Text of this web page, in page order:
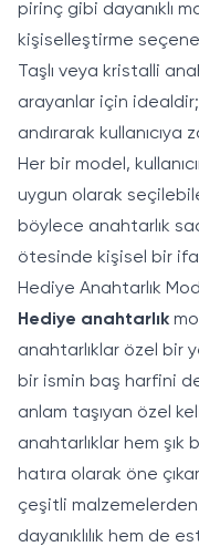
pirinç gibi dayanıklı
kişiselleştirme
Taşlı veya kristalli
arayanlar için idealdir;
andırarak
Her bir model,
uygun olarak
böylece anahtarlık
ötesinde kişisel bir
Hediye Anahtarlık
Hediye anahtarlık
anahtarlıklar özel bir
bir ismin baş harfini
anlam taşıyan özel
anahtarlıklar hem şık
hatıra olarak öne
çeşitli
dayanıklılık hem de